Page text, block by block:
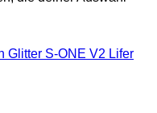
S-ONE V2 Lifer